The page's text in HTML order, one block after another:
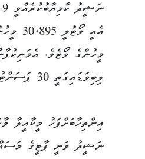
މީހުންގެ ވޯޓެވެ.
ލިބިވަޑައިގަތީ 30 ޕަސަންޓު ވޯޓެވެ.
އިންތިހާބަށްފަހު މީކާއީލާ
ނަޝީދު ވަނީ ޕާޓީގެ